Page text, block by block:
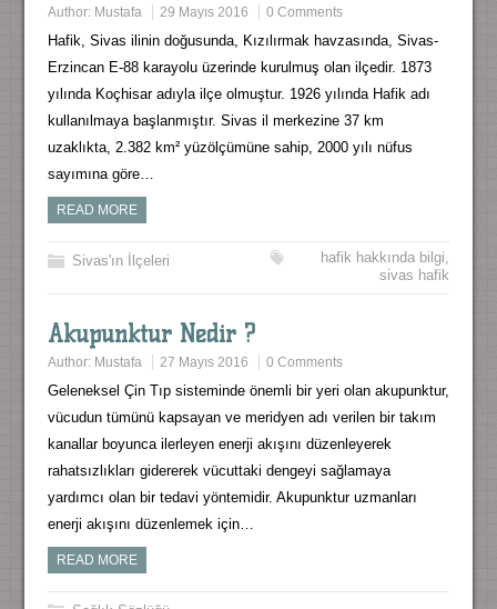
Author: Mustafa 29 Mayıs 2016 0 Comments
Hafik, Sivas ilinin doğusunda, Kızılırmak havzasında, Sivas-
Erzincan E-88 karayolu üzerinde kurulmuş olan ilçedir. 1873
yılında Koçhisar adıyla ilçe olmuştur. 1926 yılında Hafik adı
kullanılmaya başlanmıştır. Sivas il merkezine 37 km
uzaklıkta, 2.382 km² yüzölçümüne sahip, 2000 yılı nüfus
sayımına göre…
READ MORE
Sivas'ın İlçeleri hafik hakkında bilgi,
sivas hafik
Akupunktur Nedir ?
Author: Mustafa 27 Mayıs 2016 0 Comments
Geleneksel Çin Tıp sisteminde önemli bir yeri olan akupunktur,
vücudun tümünü kapsayan ve meridyen adı verilen bir takım
kanallar boyunca ilerleyen enerji akışını düzenleyerek
rahatsızlıkları gidererek vücuttaki dengeyi sağlamaya
yardımcı olan bir tedavi yöntemidir. Akupunktur uzmanları
enerji akışını düzenlemek için…
READ MORE